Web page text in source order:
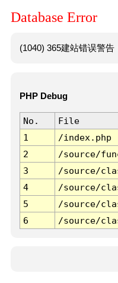
Database Error
(1040) 365建站错误警
PHP Debug
No. File
1
/index.php
2
/source/
3
/source/
4
/source/
5
/source/
6
/source/